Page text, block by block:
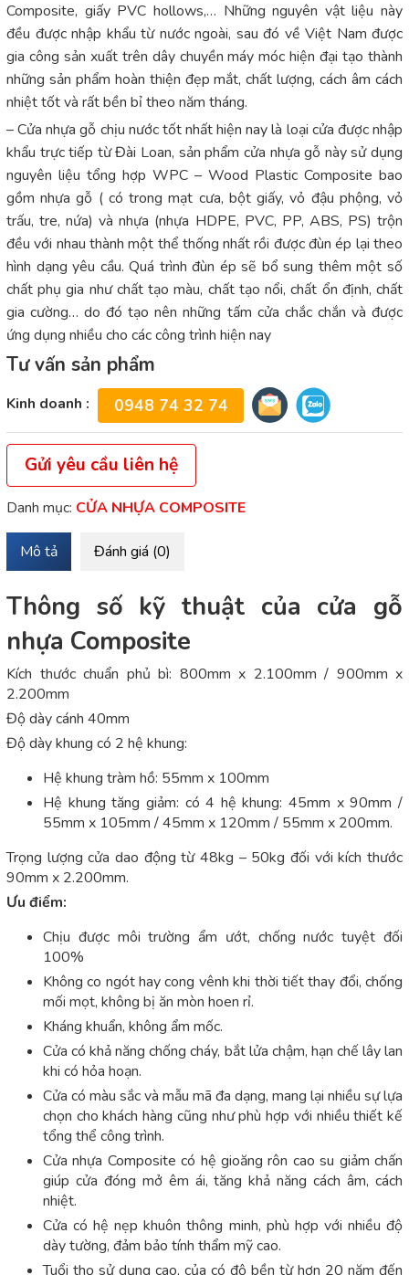
Composite, giấy PVC hollows,… Những nguyên vật liệu này
đều được nhập khẩu từ nước ngoài, sau đó về Việt Nam được
gia công sản xuất trên dây chuyền máy móc hiện đại tạo thành
những sản phẩm hoàn thiện đẹp mắt, chất lượng, cách âm cách
nhiệt tốt và rất bền bỉ theo năm tháng.
– Cửa nhựa gỗ chịu nước tốt nhất hiện nay là loại cửa được nhập
khẩu trực tiếp từ Đài Loan, sản phẩm cửa nhựa gỗ này sử dụng
nguyên liệu tổng hợp WPC – Wood Plastic Composite bao
gồm nhựa gỗ ( có trong mạt cưa, bột giấy, vỏ đậu phộng, vỏ
trấu, tre, nứa) và nhựa (nhựa HDPE, PVC, PP, ABS, PS) trộn
đều với nhau thành một thể thống nhất rồi được đùn ép lại theo
hình dạng yêu cầu. Quá trình đùn ép sẽ bổ sung thêm một số
chất phụ gia như chất tạo màu, chất tạo nổi, chất ổn định, chất
gia cường… do đó tạo nên những tấm cửa chắc chắn và được
ứng dụng nhiều cho các công trình hiện nay
Tư vấn sản phẩm
Kinh doanh : 0948 74 32 74
Gửi yêu cầu liên hệ
Danh mục: CỬA NHỰA COMPOSITE
Mô tả Đánh giá (0)
Thông số kỹ thuật của cửa gỗ
nhựa Composite
Kích thước chuẩn phủ bì: 800mm x 2.100mm / 900mm x
2.200mm
Độ dày cánh 40mm
Độ dày khung có 2 hệ khung:
Hệ khung tràm hồ: 55mm x 100mm
Hệ khung tăng giảm: có 4 hệ khung: 45mm x 90mm /
55mm x 105mm / 45mm x 120mm / 55mm x 200mm.
Trọng lượng cửa dao động từ 48kg – 50kg đối với kích thước
90mm x 2.200mm.
Ưu điểm:
Chịu được môi trường ẩm ướt, chống nước tuyệt đối
100%
Không co ngót hay cong vênh khi thời tiết thay đổi, chống
mối mọt, không bị ăn mòn hoen rỉ.
Kháng khuẩn, không ẩm mốc.
Cửa có khả năng chống cháy, bắt lửa chậm, hạn chế lây lan
khi có hỏa hoạn.
Cửa có màu sắc và mẫu mã đa dạng, mang lại nhiều sự lựa
chọn cho khách hàng cũng như phù hợp với nhiều thiết kế
tổng thể công trình.
Cửa nhựa Composite có hệ gioăng rôn cao su giảm chấn
giúp cửa đóng mở êm ái, tăng khả năng cách âm, cách
nhiệt.
Cửa có hệ nẹp khuôn thông minh, phù hợp với nhiều độ
dày tường, đảm bảo tính thẩm mỹ cao.
Tuổi thọ sử dụng cao, của có độ bền từ hơn 20 năm đến